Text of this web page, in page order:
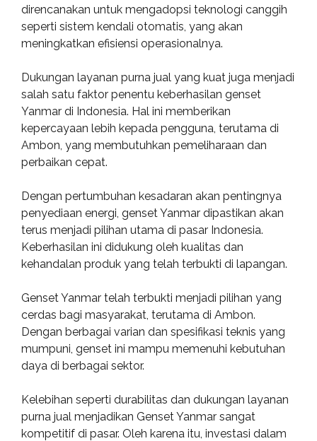
direncanakan untuk mengadopsi teknologi canggih
seperti sistem kendali otomatis, yang akan
meningkatkan efisiensi operasionalnya.
Dukungan layanan purna jual yang kuat juga menjadi
salah satu faktor penentu keberhasilan genset
Yanmar di Indonesia. Hal ini memberikan
kepercayaan lebih kepada pengguna, terutama di
Ambon, yang membutuhkan pemeliharaan dan
perbaikan cepat.
Dengan pertumbuhan kesadaran akan pentingnya
penyediaan energi, genset Yanmar dipastikan akan
terus menjadi pilihan utama di pasar Indonesia.
Keberhasilan ini didukung oleh kualitas dan
kehandalan produk yang telah terbukti di lapangan.
Genset Yanmar telah terbukti menjadi pilihan yang
cerdas bagi masyarakat, terutama di Ambon.
Dengan berbagai varian dan spesifikasi teknis yang
mumpuni, genset ini mampu memenuhi kebutuhan
daya di berbagai sektor.
Kelebihan seperti durabilitas dan dukungan layanan
purna jual menjadikan Genset Yanmar sangat
kompetitif di pasar. Oleh karena itu, investasi dalam